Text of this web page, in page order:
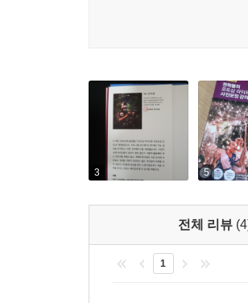
망설이지 마세요. 정말 답변을
3 5
전체 리뷰
1